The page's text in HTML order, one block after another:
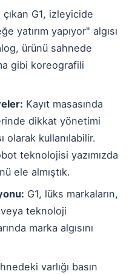
G1, izleyicide
yatırım yapıyor" algısı
ürünü sahnede
gibi koreografili
Kayıt masasında
dikkat yönetimi
olarak kullanılabilir.
teknolojisi yazımızda
ele almıştık.
G1, lüks markaların,
teknoloji
marka algısını
varlığı basın